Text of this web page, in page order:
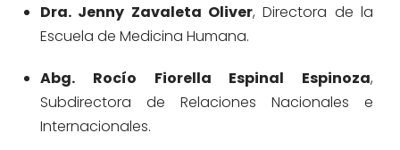
Dra. Jenny Zavaleta Oliver, Directora de la
Escuela de Medicina Humana.
Abg. Rocío Fiorella Espinal Espinoza,
Subdirectora de Relaciones Nacionales e
Internacionales.